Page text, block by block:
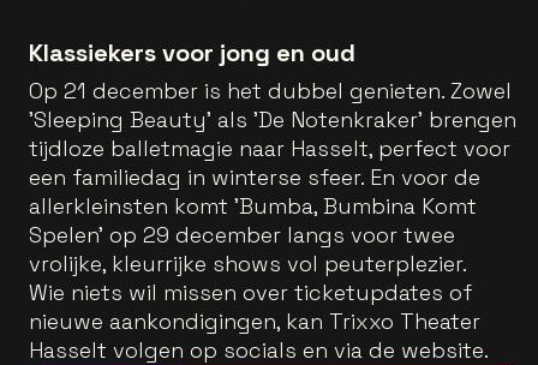
Klassiekers voor jong en oud
Op 21 december is het dubbel genieten. Zowel
'Sleeping Beauty' als 'De Notenkraker' brengen
tijdloze balletmagie naar Hasselt, perfect voor
een familiedag in winterse sfeer. En voor de
allerkleinsten komt 'Bumba, Bumbina Komt
Spelen' op 29 december langs voor twee
vrolijke, kleurrijke shows vol peuterplezier.
Wie niets wil missen over ticketupdates of
nieuwe aankondigingen, kan Trixxo Theater
Hasselt volgen op socials en via de website.